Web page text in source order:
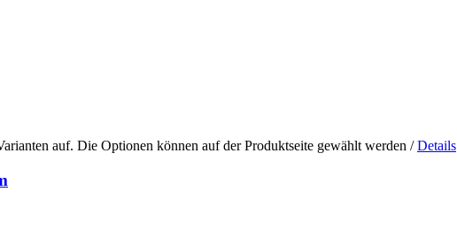
auf. Die Optionen können auf der Produktseite gewählt werden / Details